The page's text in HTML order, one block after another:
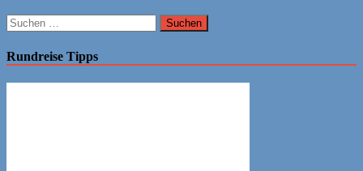
Suchen
nach:
Rundreise Tipps